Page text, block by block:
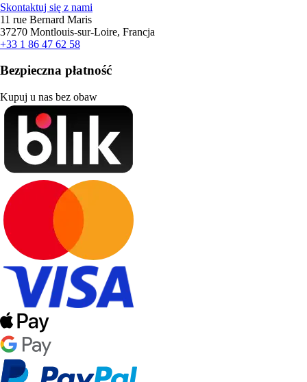
Skontaktuj się z nami
11 rue Bernard Maris
37270 Montlouis-sur-Loire, Francja
+33 1 86 47 62 58
Bezpieczna płatność
Kupuj u nas bez obaw